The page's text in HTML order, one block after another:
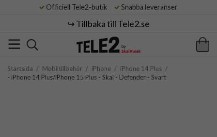
Officiell Tele2-butik Snabba leveranser
↪️ Tillbaka till Tele2.se
Startsida / Mobiltillbehör / iPhone / iPhone 14 Plus /
- iPhone 14 Plus/iPhone 15 Plus - Skal - Defender - Svart